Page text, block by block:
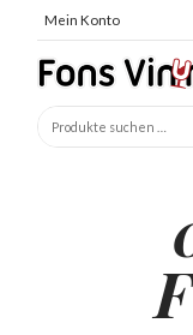
Mein Konto